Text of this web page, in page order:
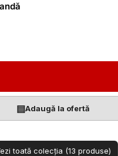
▤Adaugă la ofertă
toată colecția (13 produse)